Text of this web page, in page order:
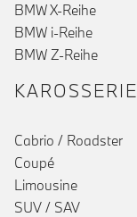
BMW X-Reihe
BMW i-Reihe
BMW Z-Reihe
KAROSSERIE
Cabrio / Roadster
Coupé
Limousine
SUV / SAV